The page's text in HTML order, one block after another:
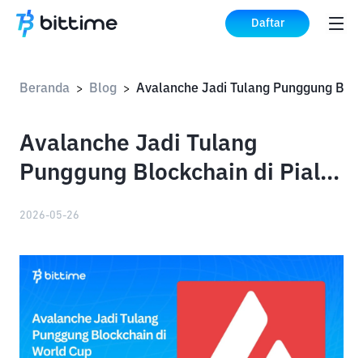
Daftar
Beranda > Blog >
Avalanche Jadi Tulang
Punggung Blockchain di Piala
2026-05-26